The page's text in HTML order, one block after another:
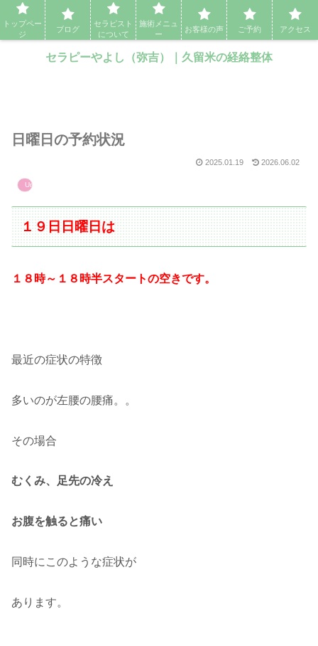
セラピーやよし（弥吉）｜久留米の経絡整体・アロママッサージ・エステ
セラピーやよし（弥吉）｜久留米の経絡整体
日曜日の予約状況
2025.01.19 2026.06.02
Uncategorized
１９日日曜日は
１８時～１８時半スタートの空きです。
最近の症状の特徴
多いのが左腰の腰痛。。
その場合
むくみ、足先の冷え
お腹を触ると痛い
同時にこのような症状が
あります。
トップペー
ジ
ブログ
セラピスト
について
施術メニュ
ー
お客様の声 ご予約 アクセス